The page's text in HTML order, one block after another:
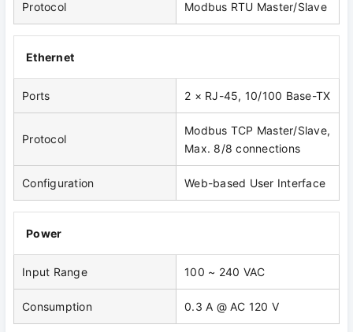
Protocol Modbus RTU Master/Slave
Ethernet
Ports 2 × RJ-45, 10/100 Base-TX
Protocol
Modbus TCP Master/Slave,
Max. 8/8 connections
Configuration Web-based User Interface
Power
Input Range 100 ~ 240 VAC
Consumption 0.3 A @ AC 120 V